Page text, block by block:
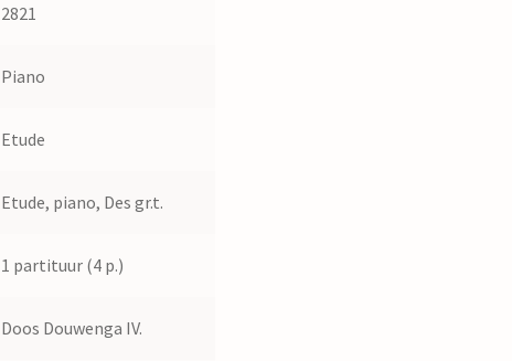
2821
Piano
Etude
Etude, piano, Des gr.t.
1 partituur (4 p.)
Doos Douwenga IV.